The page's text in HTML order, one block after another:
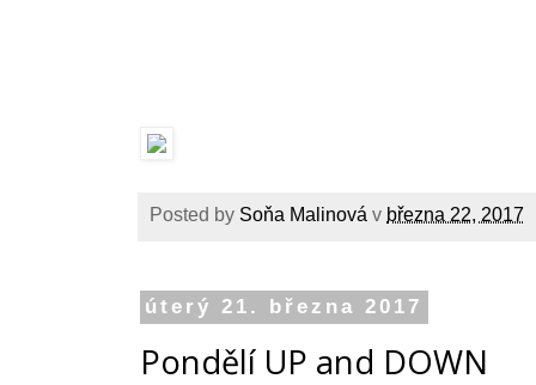
Posted by Soňa Malinová v března 22, 2017
úterý 21. března 2017
Pondělí UP and DOWN